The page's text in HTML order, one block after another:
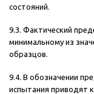
состояний.
9.3. Фактический
минимальному из
образцов.
9.4. В обозначении
испытания приводят